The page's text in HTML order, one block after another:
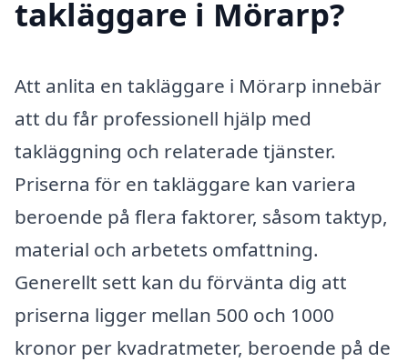
takläggare i Mörarp?
Att anlita en takläggare i Mörarp innebär
att du får professionell hjälp med
takläggning och relaterade tjänster.
Priserna för en takläggare kan variera
beroende på flera faktorer, såsom taktyp,
material och arbetets omfattning.
Generellt sett kan du förvänta dig att
priserna ligger mellan 500 och 1000
kronor per kvadratmeter, beroende på de